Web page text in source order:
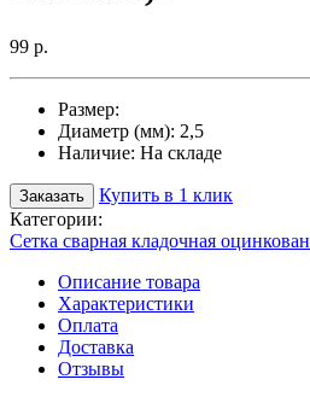
99 р.
Размер:
Диаметр (мм): 2,5
Наличие: На складе
Заказать
Купить в 1 клик
Категории:
Сетка сварная кладочная
Описание товара
Характеристики
Оплата
Доставка
Отзывы